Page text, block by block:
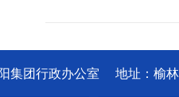
集团行政办公室 地址：